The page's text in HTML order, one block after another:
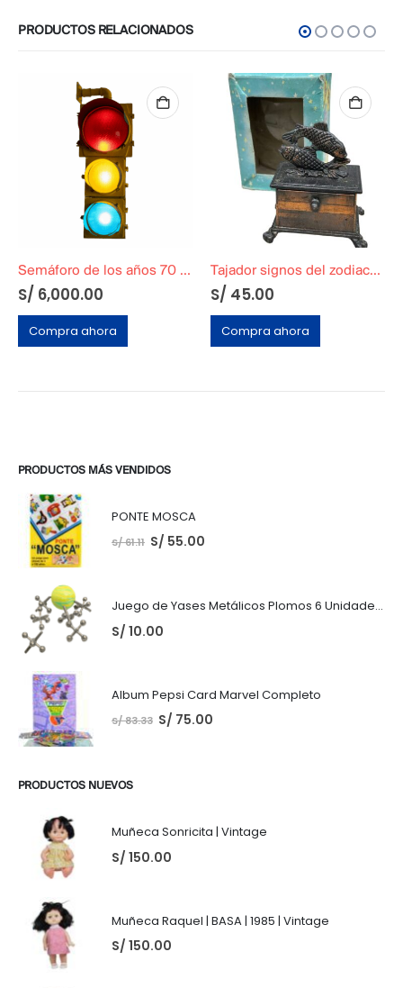
PRODUCTOS RELACIONADOS
Semáforo de los años 70 – Original
S/ 6,000.00
Compra ahora
Tajador signos del zodiaco – Piscis
S/ 45.00
Compra ahora
PRODUCTOS MÁS VENDIDOS
PONTE MOSCA
S/61.11 S/ 55.00
Juego de Yases Metálicos Plomos 6 Unidades + Pelota de Goma (En Bolsita Lista para Regalar)
S/ 10.00
Album Pepsi Card Marvel Completo
S/83.33 S/ 75.00
PRODUCTOS NUEVOS
Muñeca Sonricita | Vintage
S/ 150.00
Muñeca Raquel | BASA | 1985 | Vintage
S/ 150.00